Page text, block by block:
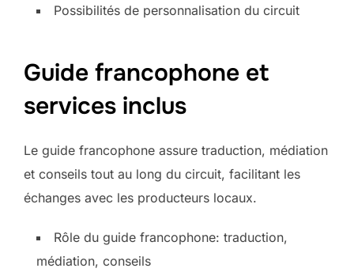
Possibilités de personnalisation du circuit
Guide francophone et
services inclus
Le guide francophone assure traduction, médiation
et conseils tout au long du circuit, facilitant les
échanges avec les producteurs locaux.
Rôle du guide francophone: traduction,
médiation, conseils